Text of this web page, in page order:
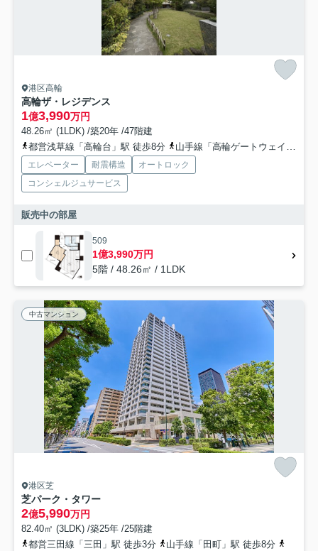
港区高輪
高輪ザ・レジデンス
1億3,990万円
48.26㎡ (1LDK) /築20年 /47階建
都営浅草線「高輪台」駅 徒歩8分
山手線「高輪ゲートウェイ」駅 徒歩12分
エレベーター 耐震構造
オートロック
コンシェルジュサービス
販売中の部屋
509
1億3,990万円
5階 / 48.26㎡ / 1LDK
中古マンション
港区芝
芝パーク・タワー
2億5,990万円
82.40㎡ (3LDK) /築25年 /25階建
都営三田線「三田」駅 徒歩3分
山手線「田町」駅 徒歩8分